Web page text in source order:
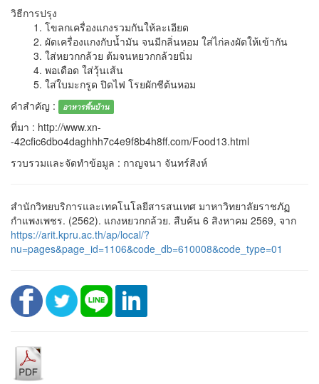
วิธีการปรุง
1. โขลกเครื่องแกงรวมกันให้ละเอียด
2. ผัดเครื่องแกงกับน้ำมัน จนมีกลิ่นหอม ใส่ไก่ลงผัดให้เข้ากัน
3. ใส่หยวกกล้วย ต้มจนหยวกกล้วยนิ่ม
4. พอเดือด ใส่วุ้นเส้น
5. ใส่ใบมะกรูด ปิดไฟ โรยผักชีต้นหอม
คำสำคัญ :
อาหารพื้นบ้าน
ที่มา : http://www.xn-
-42cfic6dbo4daghhh7c4e9f8b4h8ff.com/Food13.html
รวบรวมและจัดทำข้อมูล : กาญจนา จันทร์สิงห์
สำนักวิทยบริการและเทคโนโลยีสารสนเทศ มาหาวิทยาลัยราชภัฏ
กำแพงเพชร. (2562). แกงหยวกกล้วย. สืบค้น 6 สิงหาคม 2569, จาก
https://arit.kpru.ac.th/ap/local/?
nu=pages&page_id=1106&code_db=610008&code_type=01